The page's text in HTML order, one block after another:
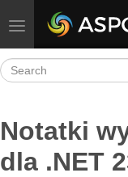
Toggle navigation
Notatki
dla .NET